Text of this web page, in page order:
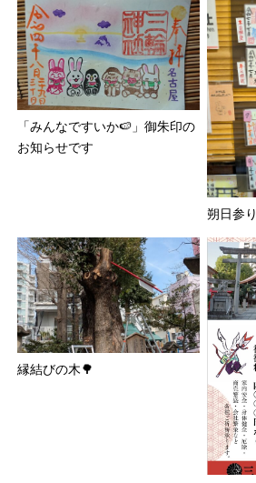
「みんなですいか🍉」御朱印の
お知らせです
朔日参り
縁結びの木🌳